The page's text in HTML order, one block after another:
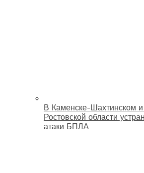
В Каменске-Шахтинском
Ростовской области
атаки БПЛА